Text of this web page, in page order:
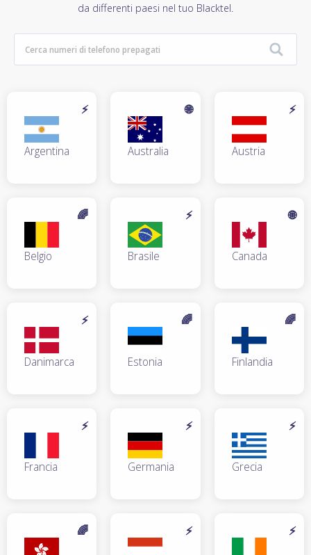
da differenti paesi nel tuo Blacktel.
Argentina
⚡
Australia
🌐
Austria
⚡
Belgio
🌈
Brasile
⚡
Canada
🌐
Danimarca
⚡
Estonia
🌈
Finlandia
🌈
Francia
⚡
Germania
⚡
Grecia
⚡
🌈 ⚡ ⚡